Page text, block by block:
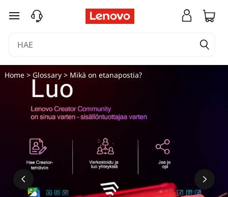
siirry pääsisältöön
Home> Glossary> Mikä on etanapostia?